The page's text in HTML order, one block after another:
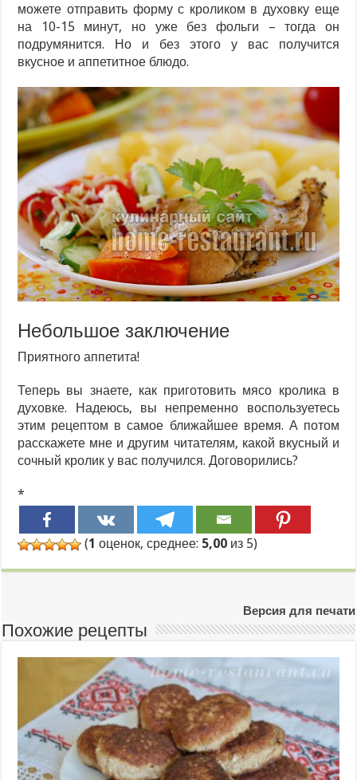
можете отправить форму с кроликом в духовку еще
на 10-15 минут, но уже без фольги – тогда он
подрумянится. Но и без этого у вас получится
вкусное и аппетитное блюдо.
Небольшое заключение
Приятного аппетита!
Теперь вы знаете, как приготовить мясо кролика в
духовке. Надеюсь, вы непременно воспользуетесь
этим рецептом в самое ближайшее время. А потом
расскажете мне и другим читателям, какой вкусный и
сочный кролик у вас получился. Договорились?
*
(1 оценок, среднее: 5,00 из 5)
Версия для печати
Похожие рецепты